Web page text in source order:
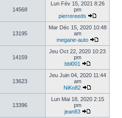
14568
Lun Fév 15, 2021 8:26
pm
pierrereeds
13195
Mar Déc 15, 2020 10:48
am
megane-auto
14159
Jeu Oct 22, 2020 10:23
pm
bbl001
13623
Jeu Juin 04, 2020 11:44
am
NiKo82
13396
Lun Mai 18, 2020 2:15
pm
jean83